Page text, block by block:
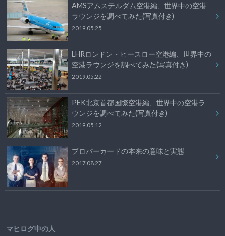
AMSアムステルダム空港編、世界中の空港
ラウンジを調べてみた(写真付き)
2019.05.25
LHRロンドン・ヒースロー空港編、世界中の
空港ラウンジを調べてみた(写真付き)
2019.05.22
PEK北京首都国際空港編、世界中の空港ラ
ウンジを調べてみた(写真付き)
2019.05.12
プロパーカードの本来の意味と実態
2017.08.27
マヒログ中の人